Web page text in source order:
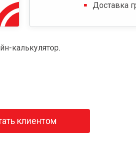
Доставка
калькулятор.
клиентом